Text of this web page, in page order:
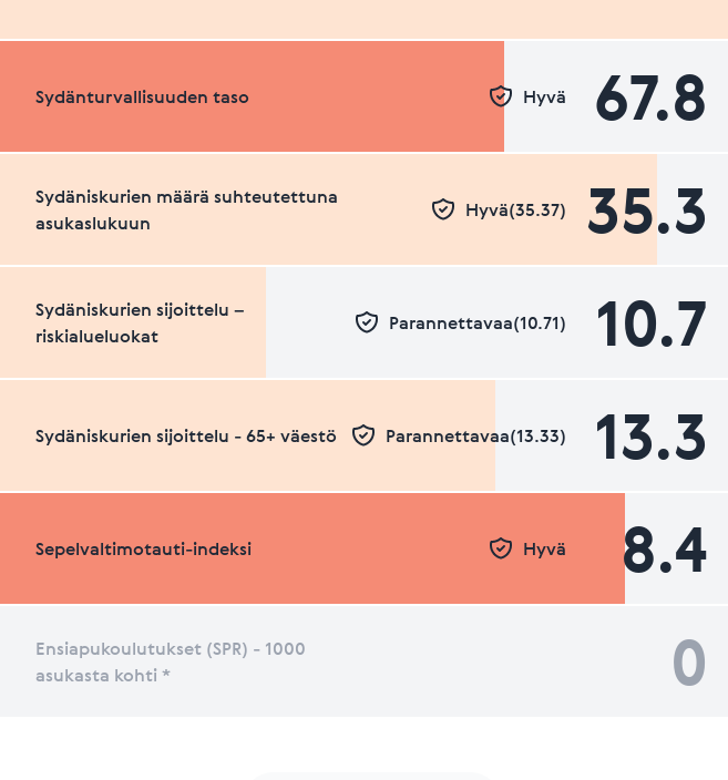
Sydänturvallisuuden taso 67.8
Hyvä
Sydäniskurien määrä suhteutettuna
asukaslukuun
35.3
Hyvä(35.37)
Sydäniskurien sijoittelu –
riskialueluokat
10.7
Parannettavaa(10.71)
Sydäniskurien sijoittelu - 65+ väestö 13.3
Parannettavaa(13.33)
Sepelvaltimotauti-indeksi 8.4
Hyvä
Ensiapukoulutukset (SPR) - 1000
asukasta kohti *
0